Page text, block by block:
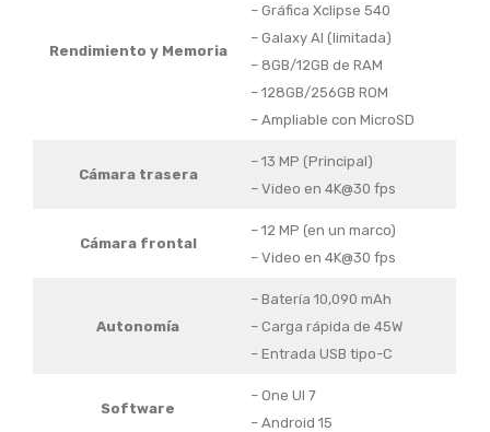
Rendimiento y Memoria
– Gráfica Xclipse 540
– Galaxy AI (limitada)
– 8GB/12GB de RAM
– 128GB/256GB ROM
– Ampliable con MicroSD
Cámara trasera
– 13 MP (Principal)
– Video en 4K@30 fps
Cámara frontal
– 12 MP (en un marco)
– Video en 4K@30 fps
Autonomía
– Batería 10,090 mAh
– Carga rápida de 45W
– Entrada USB tipo-C
Software
– One UI 7
– Android 15